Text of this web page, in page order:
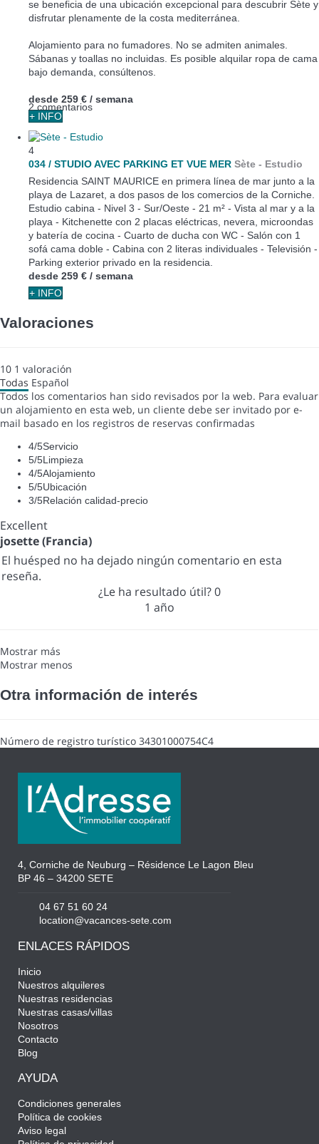
se beneficia de una ubicación excepcional para descubrir Sète y
disfrutar plenamente de la costa mediterránea.
Alojamiento para no fumadores. No se admiten animales.
Sábanas y toallas no incluidas. Es posible alquilar ropa de cama
bajo demanda, consúltenos.
2 comentarios
desde 259 € / semana
+ INFO
4
034 / STUDIO AVEC PARKING ET VUE MER Sète - Estudio
Residencia SAINT MAURICE en primera línea de mar junto a la
playa de Lazaret, a dos pasos de los comercios de la Corniche.
Estudio cabina - Nivel 3 - Sur/Oeste - 21 m² - Vista al mar y a la
playa - Kitchenette con 2 placas eléctricas, nevera, microondas
y batería de cocina - Cuarto de ducha con WC - Salón con 1
sofá cama doble - Cabina con 2 literas individuales - Televisión -
Parking exterior privado en la residencia.
desde 259 € / semana
+ INFO
Valoraciones
10 1 valoración
Todas Español
Todos los comentarios han sido revisados por la web. Para evaluar
un alojamiento en esta web, un cliente debe ser invitado por e-
mail basado en los registros de reservas confirmadas
4/5Servicio
5/5Limpieza
4/5Alojamiento
5/5Ubicación
3/5Relación calidad-precio
Excellent
josette (Francia)
El huésped no ha dejado ningún comentario en esta
reseña.
¿Le ha resultado útil?0
1 año
Mostrar más
Mostrar menos
Otra información de interés
Número de registro turístico 34301000754C4
4, Corniche de Neuburg – Résidence Le Lagon Bleu
BP 46 – 34200 SETE
04 67 51 60 24
location@vacances-sete.com
ENLACES RÁPIDOS
Inicio
Nuestros alquileres
Nuestras residencias
Nuestras casas/villas
Nosotros
Contacto
Blog
AYUDA
Condiciones generales
Política de cookies
Aviso legal